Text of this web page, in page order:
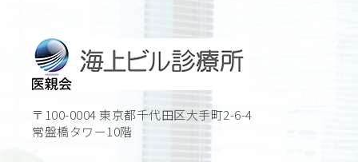
〒100-0004 東京都千代田区大手町2-6-4
常盤橋タワー10階